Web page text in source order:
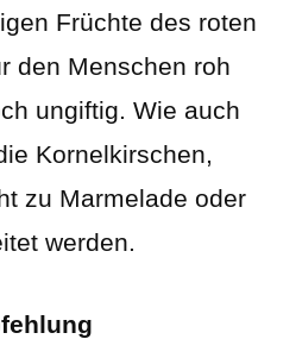
Früchte des roten
den Menschen roh
ungiftig. Wie auch
Kornelkirschen,
zu Marmelade oder
werden.